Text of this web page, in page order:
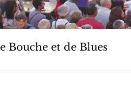
Bouche et de Blues